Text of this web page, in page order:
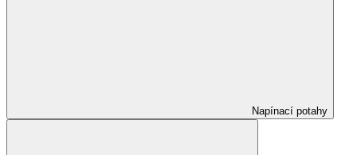
Napínací potahy